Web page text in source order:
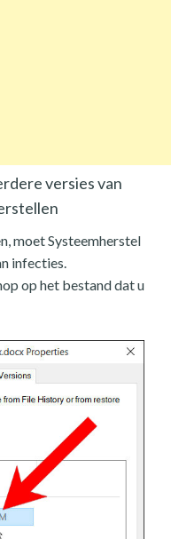
versies van
moet Systeemherstel
infecties.
op het bestand dat u